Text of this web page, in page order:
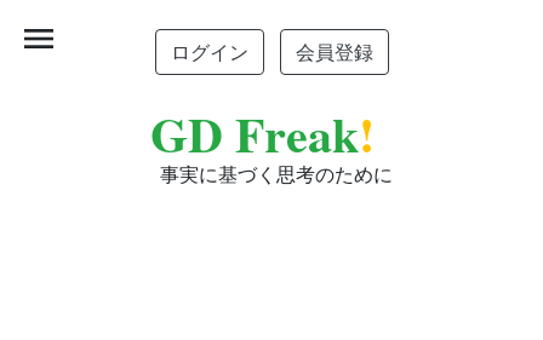
ログイン 会員登録
GD Freak!
事実に基づく思考のために
menu